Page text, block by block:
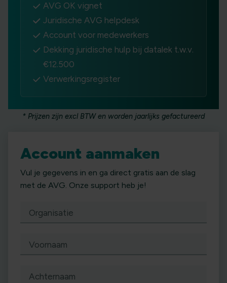
AVG OK vignet
Juridische AVG helpdesk
Account voor medewerkers
Dekking juridische hulp bij datalek t.w.v.
€12.500
Verwerkingsregister
* Prijzen zijn excl BTW en worden jaarlijks gefactureerd
Account aanmaken
Vul je gegevens in en ga direct gratis aan de slag
met de AVG. Onze support heb je!
Organisatie
Voornaam
Achternaam